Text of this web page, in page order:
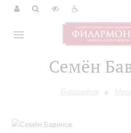
Семён
Биография